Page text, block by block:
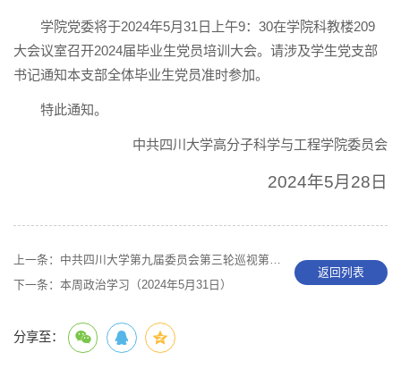
学院党委将于2024年5月31日上午9：30在学院科教楼209
大会议室召开2024届毕业生党员培训大会。请涉及学生党支部
书记通知本支部全体毕业生党员准时参加。
特此通知。
中共四川大学高分子科学与工程学院委员会
2024年5月28日
上一条： 中共四川大学第九届委员会第三轮巡视第一巡视组巡视高分子科学与工程学院党委的公告
下一条： 本周政治学习（2024年5月31日）
返回列表
分享至：